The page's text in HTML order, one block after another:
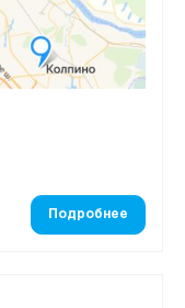
Подробнее